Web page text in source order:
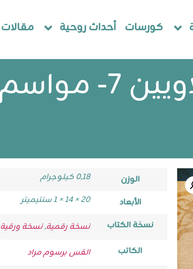
كورسات أحداث روحية مقالات
والأعياد
الوزن
0,18 كيلوجرام
الأبعاد
20 × 14 × 1 سنتيميتر
نسخة الكتاب
نسخة رقمية,نسخة ورقية
الكاتب
القس برسوم مراد